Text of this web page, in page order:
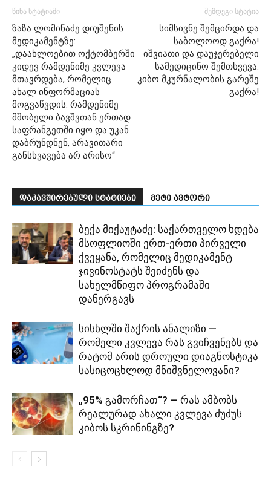
წინა სტატიაში
ზაზა ლომინაძე დიუშენის
მედიკამენტზე:
„დაახლოებით ოქტომბერში
კიდევ რამდენიმე კვლევა
მთავრდება, რომელიც
ახალ ინფორმაციას
მოგვაწვდის. რამდენიმე
მშობელი ბავშვთან ერთად
საფრანგეთში იყო და უკან
დაბრუნდნენ, არავითარი
განსხვავება არ არისო“
შემდეგი სტატია
სიმსივნე შემცირდა და
საბოლოოდ გაქრა!
იშვიათი და დაუჯერებელი
სამედიცინო შემთხვევა:
კიბო მკურნალობის გარეშე
გაქრა!
დაკავშირებული სტატიები მეტი ავტორი
ბექა მიქაუტაძე: საქართველო ხდება
მსოფლიოში ერთ-ერთი პირველი
ქვეყანა, რომელიც მედიკამენტ
ჯივინოსტატს შეიძენს და
სახელმწიფო პროგრამაში
დანერგავს
სისხლში შაქრის ანალიზი —
რომელი კვლევა რას გვიჩვენებს და
რატომ არის დროული დიაგნოსტიკა
სასიცოცხლოდ მნიშვნელოვანი?
„95% გამორჩათ“? — რას ამბობს
რეალურად ახალი კვლევა ძუძუს
კიბოს სკრინინგზე?